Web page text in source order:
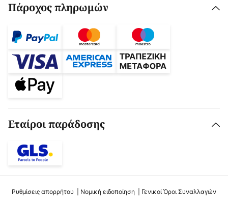
Πάροχος πληρωμών
Εταίροι παράδοσης
Ρυθμίσεις απορρήτου Νομική ειδοποίηση Γενικοί Όροι Συναλλαγών